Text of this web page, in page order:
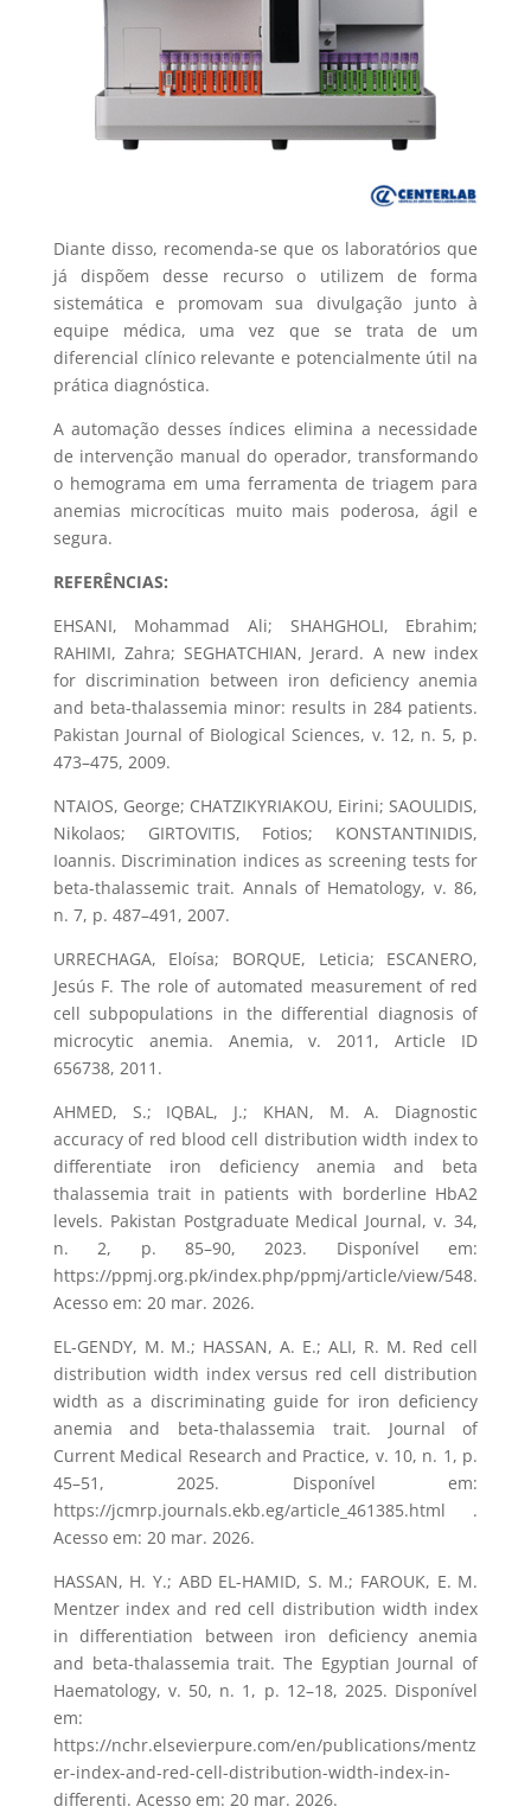
Diante disso, recomenda-se que os laboratórios que
já dispõem desse recurso o utilizem de forma
sistemática e promovam sua divulgação junto à
equipe médica, uma vez que se trata de um
diferencial clínico relevante e potencialmente útil na
prática diagnóstica.
A automação desses índices elimina a necessidade
de intervenção manual do operador, transformando
o hemograma em uma ferramenta de triagem para
anemias microcíticas muito mais poderosa, ágil e
segura.
REFERÊNCIAS:
EHSANI, Mohammad Ali; SHAHGHOLI, Ebrahim;
RAHIMI, Zahra; SEGHATCHIAN, Jerard. A new index
for discrimination between iron deficiency anemia
and beta-thalassemia minor: results in 284 patients.
Pakistan Journal of Biological Sciences, v. 12, n. 5, p.
473–475, 2009.
NTAIOS, George; CHATZIKYRIAKOU, Eirini; SAOULIDIS,
Nikolaos; GIRTOVITIS, Fotios; KONSTANTINIDIS,
Ioannis. Discrimination indices as screening tests for
beta-thalassemic trait. Annals of Hematology, v. 86,
n. 7, p. 487–491, 2007.
URRECHAGA, Eloísa; BORQUE, Leticia; ESCANERO,
Jesús F. The role of automated measurement of red
cell subpopulations in the differential diagnosis of
microcytic anemia. Anemia, v. 2011, Article ID
656738, 2011.
AHMED, S.; IQBAL, J.; KHAN, M. A. Diagnostic
accuracy of red blood cell distribution width index to
differentiate iron deficiency anemia and beta
thalassemia trait in patients with borderline HbA2
levels. Pakistan Postgraduate Medical Journal, v. 34,
n. 2, p. 85–90, 2023. Disponível em:
https://ppmj.org.pk/index.php/ppmj/article/view/548.
Acesso em: 20 mar. 2026.
EL-GENDY, M. M.; HASSAN, A. E.; ALI, R. M. Red cell
distribution width index versus red cell distribution
width as a discriminating guide for iron deficiency
anemia and beta-thalassemia trait. Journal of
Current Medical Research and Practice, v. 10, n. 1, p.
45–51, 2025. Disponível em:
https://jcmrp.journals.ekb.eg/article_461385.html .
Acesso em: 20 mar. 2026.
HASSAN, H. Y.; ABD EL-HAMID, S. M.; FAROUK, E. M.
Mentzer index and red cell distribution width index
in differentiation between iron deficiency anemia
and beta-thalassemia trait. The Egyptian Journal of
Haematology, v. 50, n. 1, p. 12–18, 2025. Disponível
em:
https://nchr.elsevierpure.com/en/publications/mentz
er-index-and-red-cell-distribution-width-index-in-
differenti. Acesso em: 20 mar. 2026.